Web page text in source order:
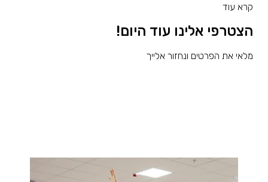
קרא עוד
הצטרפי אלינו עוד היום!
מלאי את הפרטים ונחזור אלייך